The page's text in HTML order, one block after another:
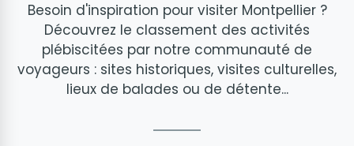
Besoin d'inspiration pour visiter Montpellier ?
Découvrez le classement des activités
plébiscitées par notre communauté de
voyageurs : sites historiques, visites culturelles,
lieux de balades ou de détente...